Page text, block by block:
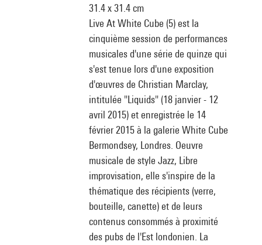
31.4 x 31.4 cm
Live At White Cube (5) est la
cinquième session de performances
musicales d'une série de quinze qui
s'est tenue lors d'une exposition
d'œuvres de Christian Marclay,
intitulée "Liquids" (18 janvier - 12
avril 2015) et enregistrée le 14
février 2015 à la galerie White Cube
Bermondsey, Londres. Oeuvre
musicale de style Jazz, Libre
improvisation, elle s'inspire de la
thématique des récipients (verre,
bouteille, canette) et de leurs
contenus consommés à proximité
des pubs de l'Est londonien. La